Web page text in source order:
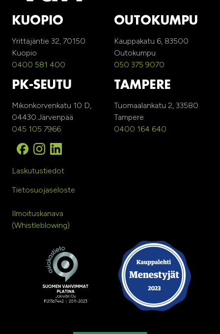
KUOPIO
Yrittäjäntie 32, 70150
Kuopio
0400 581 400
OUTOKUMPU
Kauppakatu 6, 83500
Outokumpu
050 375 9070
PK-SEUTU
Mikonkorvenkatu 10 D,
04430 Järvenpää
045 105 7966
TAMPERE
Tuomaalankatu 2, 33580
Tampere
0400 164 640
Laskutustiedot
Tietosuojaseloste
Ilmoituskanava
(Whistleblowing)